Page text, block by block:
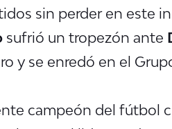
sin perder en este
sufrió un tropezón ante
y se enredó en el
campeón del fútbol